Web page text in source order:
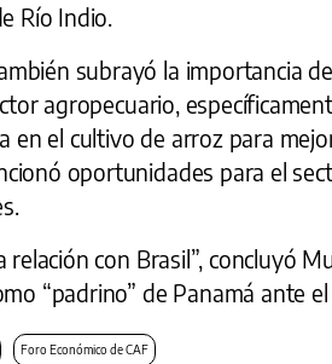
Río Indio.
subrayó la importancia
agropecuario,
en el cultivo de arroz para
oportunidades para el
relación con Brasil”, concluyó
“padrino” de Panamá ante
Foro Económico de CAF